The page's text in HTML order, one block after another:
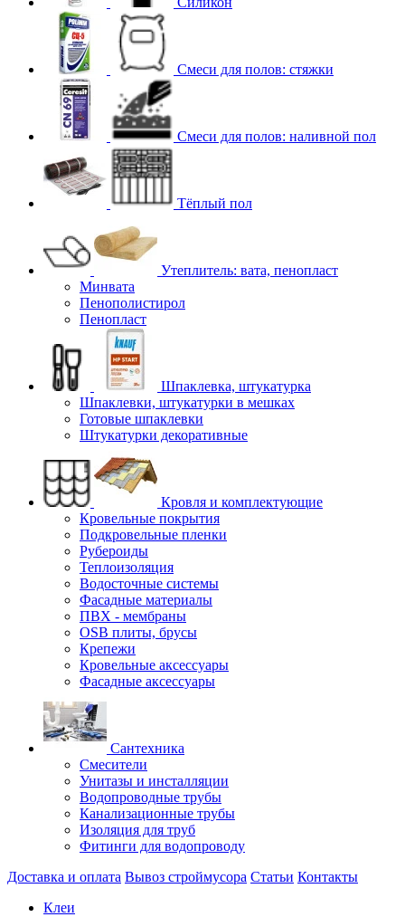
Смеси для полов: стяжки
Смеси для полов: наливной пол
Тёплый пол
Утеплитель: вата, пенопласт
Минвата
Пенополистирол
Пенопласт
Шпаклевка, штукатурка
Шпаклевки, штукатурки в мешках
Готовые шпаклевки
Штукатурки декоративные
Кровля и комплектующие
Кровельные покрытия
Подкровельные пленки
Рубероиды
Теплоизоляция
Водосточные системы
Фасадные материалы
ПВХ - мембраны
OSB плиты, брусы
Крепежи
Кровельные аксессуары
Фасадные аксессуары
Сантехника
Смесители
Унитазы и инсталляции
Водопроводные трубы
Канализационные трубы
Изоляция для труб
Фитинги для водопроводу
Доставка и оплата Вывоз строймусора Статьи Контакты
Клеи